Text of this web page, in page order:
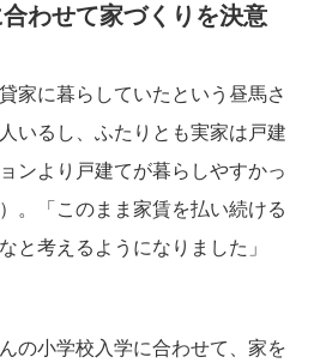
わせて家づくりを決意
家に暮らしていたという昼馬さ
いるし、ふたりとも実家は戸建
ンより戸建てが暮らしやすかっ
。「このまま家賃を払い続ける
と考えるようになりました」
の小学校入学に合わせて、家を